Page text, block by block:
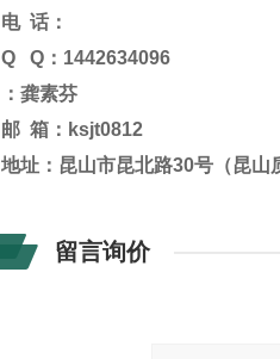
电 话 ：
Q
Q： 1442634096
：龚素芬
邮 箱： ksjt0812
地址：昆山市昆北路30号（昆山
留言询价